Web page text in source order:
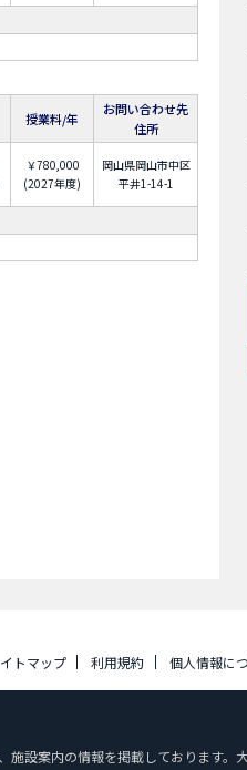
授業料/年
お問い合わせ先
住所
￥780,000
(2027年度)
岡山県岡山市中区
平井1-14-1
トマップ 利用規約 個人情報に
施設案内の情報を掲載しております。